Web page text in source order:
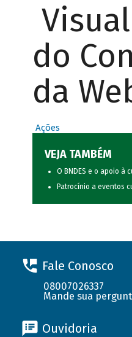
do
da
Ações
VEJA TAMBÉM
O BNDES e o apoio à
Patrocínio a eventos
Fale Conosco
08007026337
Mande sua
Ouvidoria